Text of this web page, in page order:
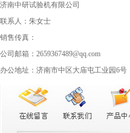
济南中研试验机有限公司
联系人：朱女士
销售传真：
公司邮箱：2659367489@qq.com
办公地址：济南市中区大庙屯工业园6号